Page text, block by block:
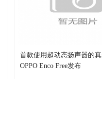
首款使用超动态扬声器的
OPPO Enco Free发布